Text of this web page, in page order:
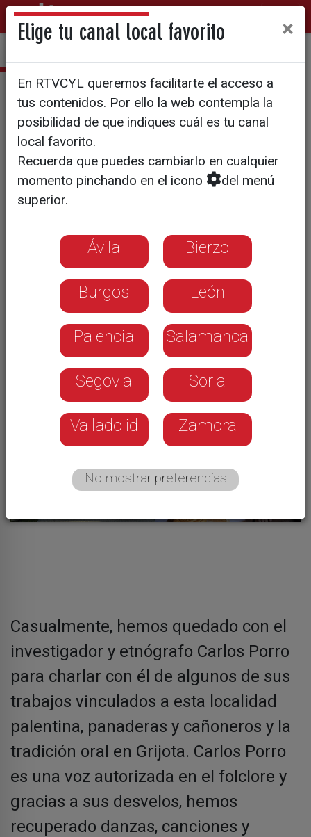
El Arcón
T11/E39: La intrahistoria de
Grijota, en Palencia
El programa de esta semana
localidad de Grijota, una población
terracampina que, a pesar del
crecimiento urbanístico, mantiene un
estrecho vínculo con su pasado
Casualmente, hemos quedado con el
investigador y etnógrafo Carlos Porro
para charlar con él de algunos de sus
trabajos vinculados a esta localidad
palentina, panaderas y cañoneros y la
tradición oral en Grijota. Carlos Porro
es una voz autorizada en el folclore y
gracias a sus desvelos, hemos
recuperado danzas, canciones y
Elige tu canal local favorito ×
En RTVCYL queremos facilitarte el acceso a
tus contenidos. Por ello la web contempla la
posibilidad de que indiques cuál es tu canal
local favorito.
Recuerda que puedes cambiarlo en cualquier
momento pinchando en el icono
del menú
superior.
Ávila Bierzo
Burgos León
Palencia Salamanca
Segovia Soria
Valladolid Zamora
No mostrar preferencias